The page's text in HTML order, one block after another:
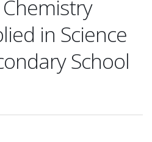
in Science
School